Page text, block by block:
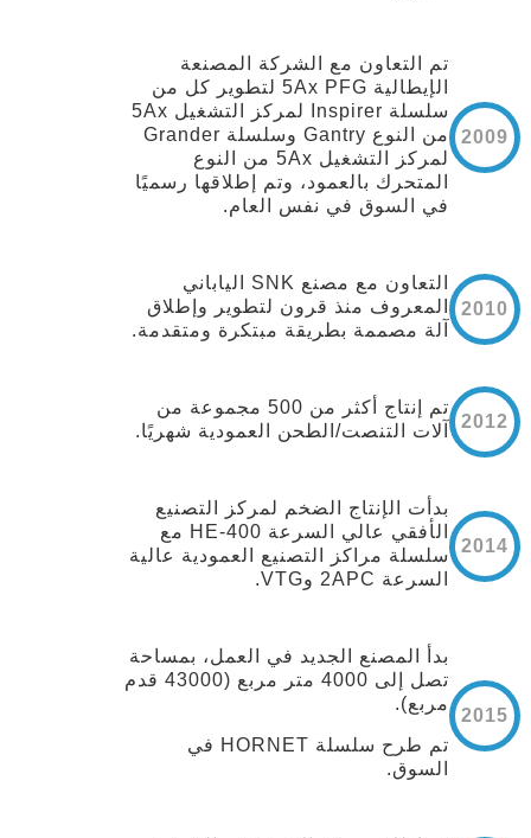
2009
تم التعاون مع الشركة المصنعة
الإيطالية 5Ax PFG لتطوير كل من
سلسلة Inspirer لمركز التشغيل 5Ax
من النوع Gantry وسلسلة Grander
لمركز التشغيل 5Ax من النوع
المتحرك بالعمود، وتم إطلاقها رسميًا
في السوق في نفس العام.
2010
التعاون مع مصنع SNK الياباني
المعروف منذ قرون لتطوير وإطلاق
آلة مصممة بطريقة مبتكرة ومتقدمة.
2012
تم إنتاج أكثر من 500 مجموعة من
آلات التنصت/الطحن العمودية شهريًا.
2014
بدأت الإنتاج الضخم لمركز التصنيع
الأفقي عالي السرعة HE-400 مع
سلسلة مراكز التصنيع العمودية عالية
السرعة 2APC وVTG.
2015
بدأ المصنع الجديد في العمل، بمساحة
تصل إلى 4000 متر مربع (43000 قدم
مربع).
تم طرح سلسلة HORNET في
السوق.